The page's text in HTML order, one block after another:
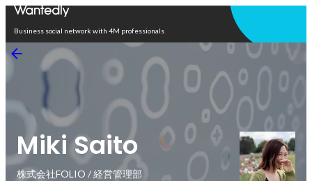
Business social network with 4M professionals
Miki Saito
株式会社FOLIO / 経営管理部